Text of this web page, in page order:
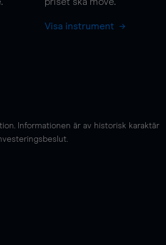
Visa instrument
Informationen är av historisk karaktär